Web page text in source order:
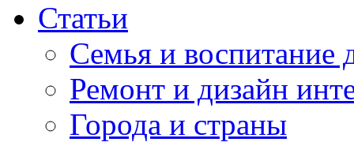
Статьи
Семья и воспитание
Ремонт и дизайн
Города и страны